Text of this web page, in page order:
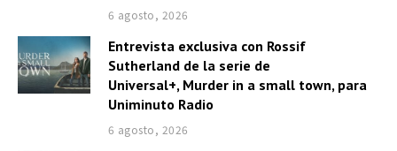
6 agosto, 2026
Entrevista exclusiva con Rossif
Sutherland de la serie de
Universal+, Murder in a small town, para
Uniminuto Radio
6 agosto, 2026